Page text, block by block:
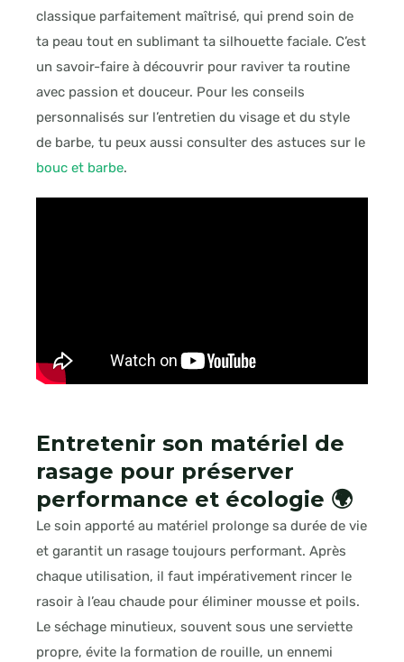
classique parfaitement maîtrisé, qui prend soin de
ta peau tout en sublimant ta silhouette faciale. C’est
un savoir-faire à découvrir pour raviver ta routine
avec passion et douceur. Pour les conseils
personnalisés sur l’entretien du visage et du style
de barbe, tu peux aussi consulter des astuces sur le
bouc et barbe.
Entretenir son matériel de
rasage pour préserver
performance et écologie 🌍
Le soin apporté au matériel prolonge sa durée de vie
et garantit un rasage toujours performant. Après
chaque utilisation, il faut impérativement rincer le
rasoir à l’eau chaude pour éliminer mousse et poils.
Le séchage minutieux, souvent sous une serviette
propre, évite la formation de rouille, un ennemi